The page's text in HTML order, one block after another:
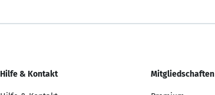
Hilfe & Kontakt Mitgliedschaften